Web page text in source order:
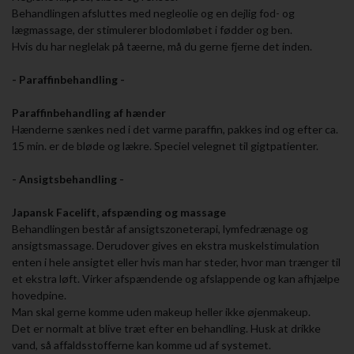
Behandlingen afsluttes med negleolie og en dejlig fod- og
lægmassage, der stimulerer blodomløbet i fødder og ben.
Hvis du har neglelak på tæerne, må du gerne fjerne det inden.
- Paraffinbehandling -
Paraffinbehandling af hænder
Hænderne sænkes ned i det varme paraffin, pakkes ind og efter ca.
15 min. er de bløde og lækre. Speciel velegnet til gigtpatienter.
- Ansigtsbehandling -
Japansk Facelift, afspænding og massage
Behandlingen består af ansigtszoneterapi, lymfedrænage og
ansigtsmassage. Derudover gives en ekstra muskelstimulation
enten i hele ansigtet eller hvis man har steder, hvor man trænger til
et ekstra løft. Virker afspændende og afslappende og kan afhjælpe
hovedpine.
Man skal gerne komme uden makeup heller ikke øjenmakeup.
Det er normalt at blive træt efter en behandling. Husk at drikke
vand, så affaldsstofferne kan komme ud af systemet.